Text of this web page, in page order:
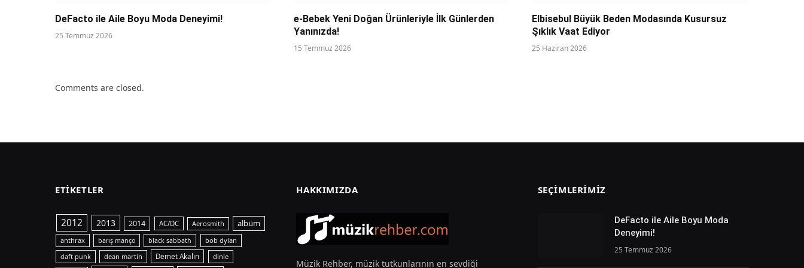
DeFacto ile Aile Boyu Moda Deneyimi!
25 Temmuz 2026
e-Bebek Yeni Doğan Ürünleriyle İlk Günlerden
Yanınızda!
15 Temmuz 2026
Elbisebul Büyük Beden Modasında Kusursuz
Şıklık Vaat Ediyor
25 Haziran 2026
Comments are closed.
ETIKETLER
2012 2013 2014 AC/DC Aerosmith albüm
anthrax barış manço black sabbath bob dylan
daft punk dean martin Demet Akalın dinle
HAKKIMIZDA
Müzik Rehber, müzik tutkunlarının en sevdiği
SEÇIMLERIMIZ
DeFacto ile Aile Boyu Moda
Deneyimi!
25 Temmuz 2026